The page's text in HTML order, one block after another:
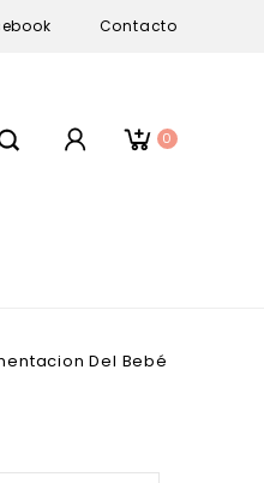
Contacto
0
Del Bebé